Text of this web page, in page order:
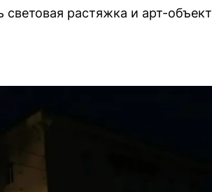
растяжка и арт-объект